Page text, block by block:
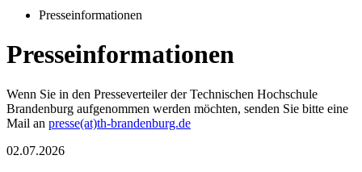
Presseinformationen
Presseinformationen
Wenn Sie in den Presseverteiler der Technischen Hochschule
Brandenburg aufgenommen werden möchten, senden Sie bitte eine
Mail an presse(at)th-brandenburg.de
02.07.2026